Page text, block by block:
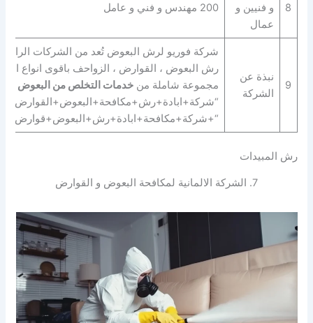
8
و فنيين و
عمال
200 مهندس و فني و عامل
9
نبذة عن
الشركة
شركة فوريو لرش البعوض تُعد من الشركات الرائدة
رش البعوض ، القوارض ، الزواحف باقوى انواع
مجموعة شاملة من خدمات التخلص من البعوض و
رش المبيدات
7. الشركة الالمانية لمكافحة البعوض و القوارض